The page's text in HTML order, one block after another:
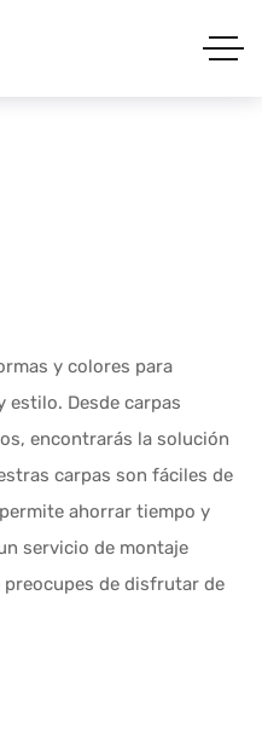
y colores para
estilo. Desde carpas
encontrarás la solución
carpas son fáciles de
ahorrar tiempo y
servicio de montaje
de disfrutar de